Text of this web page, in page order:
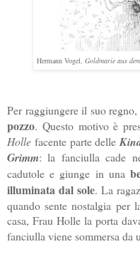
Hermann Vogel, Goldmarie aus
Per raggiungere il suo
pozzo. Questo motivo è
Holle facente parte delle
Grimm: la fanciulla cade
cadutole e giunge in una
illuminata dal sole. La
quando sente nostalgia per
casa, Frau Holle la porta
fanciulla viene sommersa da